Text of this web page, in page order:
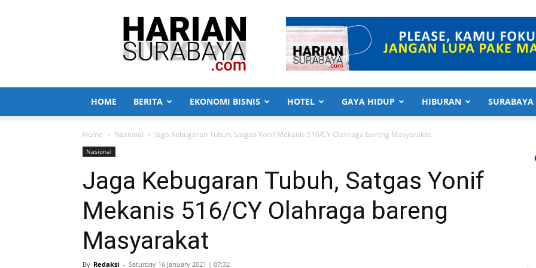
Harian
Surabaya
HOME BERITA EKONOMI BISNIS HOTEL GAYA HIDUP HIBURAN SURABAYA
Home Nasional Jaga Kebugaran Tubuh, Satgas Yonif Mekanis 516/CY Olahraga bareng Masyarakat
Nasional
Jaga Kebugaran Tubuh, Satgas Yonif
Mekanis 516/CY Olahraga bareng
Masyarakat
By Redaksi - Saturday 16 January 2021 | 07:32